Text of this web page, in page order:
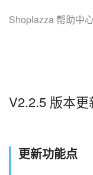
Shoplazza 帮助中
V2.2.5 版本更
更新功能点